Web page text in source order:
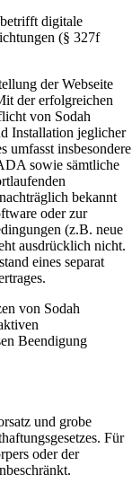
digitale
(§ 327f
der Webseite
der erfolgreichen
von Sodah
Installation jeglicher
umfasst insbesondere
sowie sämtliche
bekannt
oder zur
(z.B. neue
ausdrücklich nicht.
eines separat
von Sodah
Beendigung
und grobe
Für
oder der